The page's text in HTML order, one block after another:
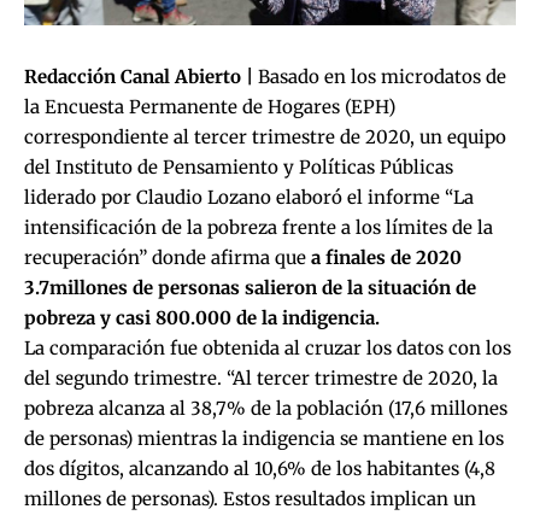
Redacción Canal Abierto |
Basado en los microdatos de
la Encuesta Permanente de Hogares (EPH)
correspondiente al tercer trimestre de 2020, un equipo
del Instituto de Pensamiento y Políticas Públicas
liderado por Claudio Lozano elaboró el informe “La
intensificación de la pobreza frente a los límites de la
recuperación” donde afirma que a finales de 2020
3.7millones de personas salieron de la situación de
pobreza y casi 800.000 de la indigencia.
La comparación fue obtenida al cruzar los datos con los
del segundo trimestre. “Al tercer trimestre de 2020, la
pobreza alcanza al 38,7% de la población (17,6 millones
de personas) mientras la indigencia se mantiene en los
dos dígitos, alcanzando al 10,6% de los habitantes (4,8
millones de personas). Estos resultados implican un